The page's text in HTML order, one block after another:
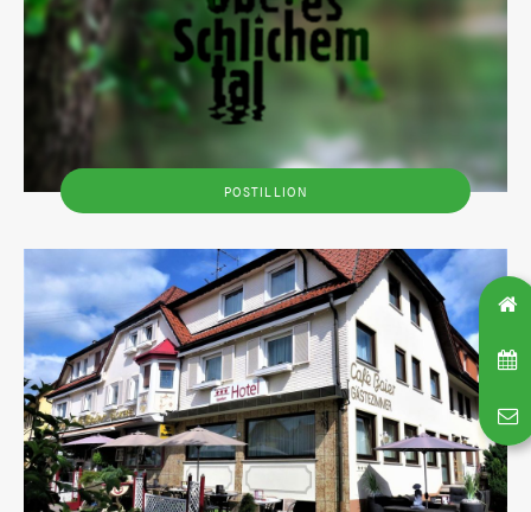
POSTILLION